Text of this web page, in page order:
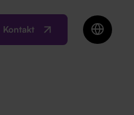
Kontakt